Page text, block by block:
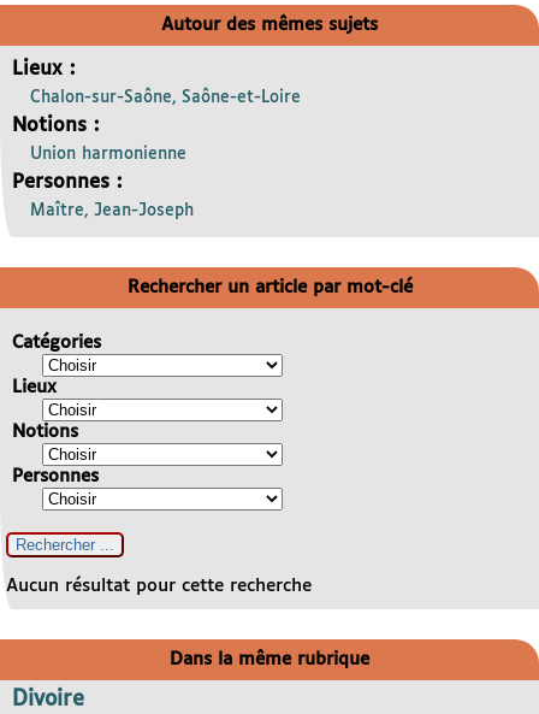
Autour des mêmes sujets
Lieux :
Chalon-sur-Saône, Saône-et-Loire
Notions :
Union harmonienne
Personnes :
Maître, Jean-Joseph
Rechercher un article par mot-clé
Catégories
Lieux
Notions
Personnes
Aucun résultat pour cette recherche
Dans la même rubrique
Divoire